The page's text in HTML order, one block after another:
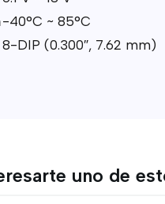
-40°C ~ 85°C
8-DIP (0.300″, 7.62 mm)
uno de